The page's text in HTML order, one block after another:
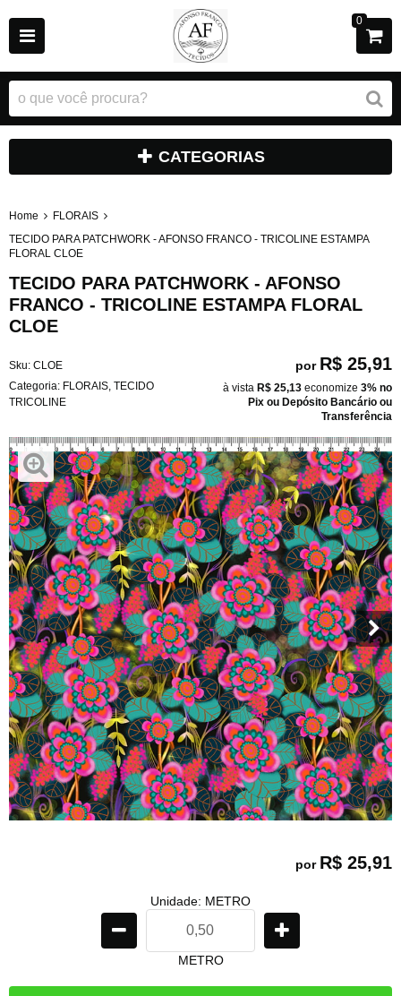
0
CATEGORIAS
Home
FLORAIS
TECIDO PARA PATCHWORK - AFONSO FRANCO - TRICOLINE ESTAMPA
FLORAL CLOE
TECIDO PARA PATCHWORK - AFONSO
FRANCO - TRICOLINE ESTAMPA FLORAL
CLOE
Sku: CLOE
Categoria: FLORAIS TECIDO
TRICOLINE
por R$ 25,91
à vista R$ 25,13 economize 3% no
Pix ou Depósito Bancário ou
Transferência
por R$ 25,91
Unidade: METRO
METRO